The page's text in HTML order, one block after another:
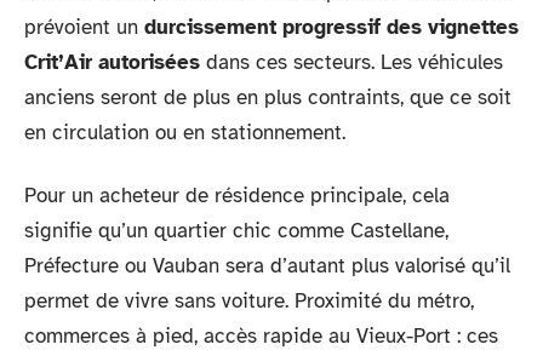
prévoient un durcissement progressif des vignettes
Crit’Air autorisées dans ces secteurs. Les véhicules
anciens seront de plus en plus contraints, que ce soit
en circulation ou en stationnement.
Pour un acheteur de résidence principale, cela
signifie qu’un quartier chic comme Castellane,
Préfecture ou Vauban sera d’autant plus valorisé qu’il
permet de vivre sans voiture. Proximité du métro,
commerces à pied, accès rapide au Vieux-Port : ces